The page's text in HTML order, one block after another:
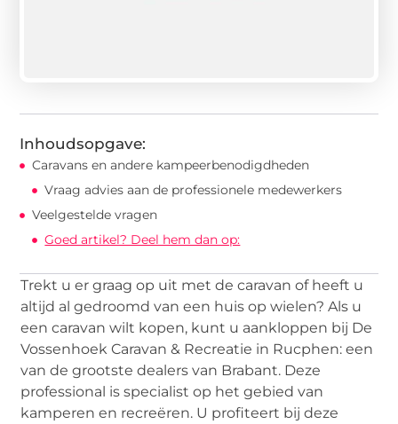
Inhoudsopgave:
Caravans en andere kampeerbenodigdheden
Vraag advies aan de professionele medewerkers
Veelgestelde vragen
Goed artikel? Deel hem dan op:
Trekt u er graag op uit met de caravan of heeft u
altijd al gedroomd van een huis op wielen? Als u
een caravan wilt kopen, kunt u aankloppen bij De
Vossenhoek Caravan & Recreatie in Rucphen: een
van de grootste dealers van Brabant. Deze
professional is specialist op het gebied van
kamperen en recreëren. U profiteert bij deze